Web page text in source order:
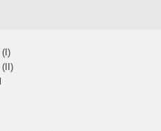
(I)
(II)